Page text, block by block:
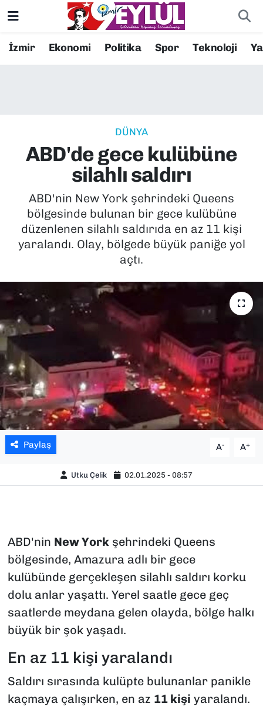
İzmir Ekonomi Politika Spor Teknoloji
DÜNYA
ABD'de gece kulübüne
silahlı saldırı
ABD'nin New York şehrindeki Queens
bölgesinde bulunan bir gece kulübüne
düzenlenen silahlı saldırıda en az 11 kişi
yaralandı. Olay, bölgede büyük paniğe yol
açtı.
Paylaş A- A+
Utku Çelik 02.01.2025 - 08:57
ABD'nin New Yorkşehrindeki Queens
bölgesinde, Amazura adlı bir gece
kulübünde gerçekleşen silahlı saldırı korku
dolu anlar yaşattı. Yerel saatle gece geç
saatlerde meydana gelen olayda, bölge halkı
büyük bir şok yaşadı.
En az 11 kişi yaralandı
Saldırı sırasında kulüpte bulunanlar panikle
kaçmaya çalışırken, en az 11 kişi yaralandı.
Resmi İlanlar
EKONOMİ
KÜLTÜR SANAT
MAGAZİN
SAĞLIK
SPOR
YAŞAM
YEREL YÖNETİMLER
Konak Nöbetçi Eczaneler
Süper Lig Puan Durumu ve Fikstür
Tüm Manşetler
Son Dakika Haberleri
Haber Arşivi